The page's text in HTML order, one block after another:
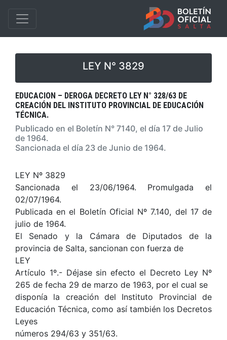
LEY N° 3829
EDUCACION – DEROGA DECRETO LEY N° 328/63 DE
CREACIÓN DEL INSTITUTO PROVINCIAL DE EDUCACIÓN
TÉCNICA.
Publicado en el Boletín N° 7140, el día 17 de Julio
de 1964.
Sancionada el día 23 de Junio de 1964.
LEY Nº 3829
Sancionada el 23/06/1964. Promulgada el
02/07/1964.
Publicada en el Boletín Oficial Nº 7.140, del 17 de
julio de 1964.
El Senado y la Cámara de Diputados de la
provincia de Salta, sancionan con fuerza de
LEY
Artículo 1º.- Déjase sin efecto el Decreto Ley Nº
265 de fecha 29 de marzo de 1963, por el cual se
disponía la creación del Instituto Provincial de
Educación Técnica, como así también los Decretos
Leyes
números 294/63 y 351/63.